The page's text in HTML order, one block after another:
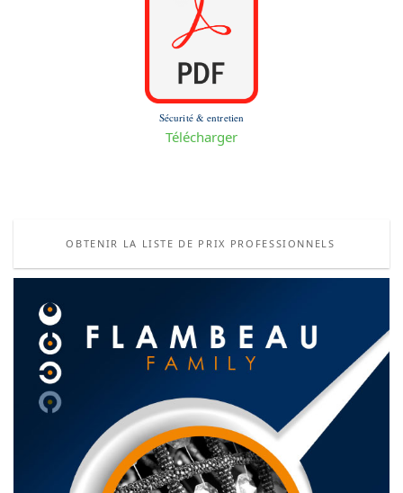
Sécurité & entretien
Télécharger
OBTENIR LA LISTE DE PRIX PROFESSIONNELS